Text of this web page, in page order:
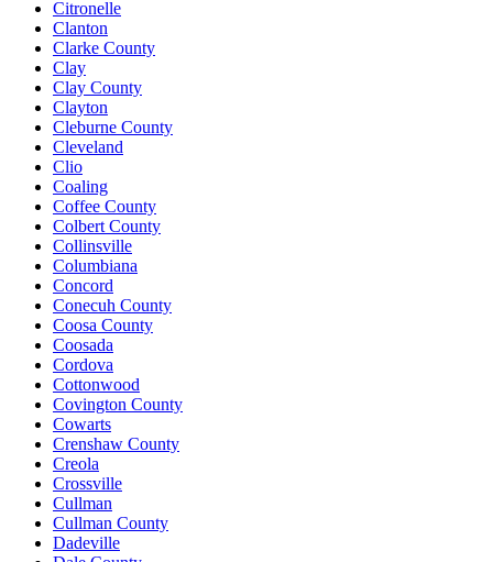
Citronelle
Clanton
Clarke County
Clay
Clay County
Clayton
Cleburne County
Cleveland
Clio
Coaling
Coffee County
Colbert County
Collinsville
Columbiana
Concord
Conecuh County
Coosa County
Coosada
Cordova
Cottonwood
Covington County
Cowarts
Crenshaw County
Creola
Crossville
Cullman
Cullman County
Dadeville